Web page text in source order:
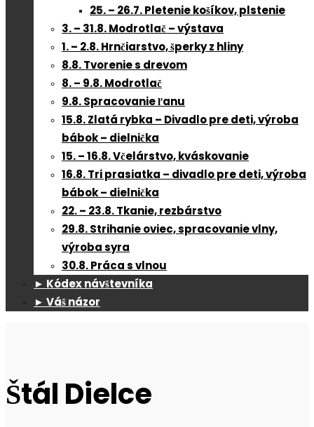
25. – 26.7. Pletenie košíkov, plstenie
3. – 31.8. Modrotlač – výstava
1. – 2.8. Hrnčiarstvo, šperky z hliny
8.8. Tvorenie s drevom
8. – 9.8. Modrotlač
9.8. Spracovanie ľanu
15.8. Zlatá rybka – Divadlo pre deti, výroba
bábok – dielnička
15. – 16.8. Včelárstvo, kváskovanie
16.8. Tri prasiatka – divadlo pre deti, výroba
bábok – dielnička
22. – 23.8. Tkanie, rezbárstvo
29.8. Strihanie oviec, spracovanie vlny,
výroba syra
30.8. Práca s vlnou
► Kódex návštevníka
► Váš názor
Štál Dielce